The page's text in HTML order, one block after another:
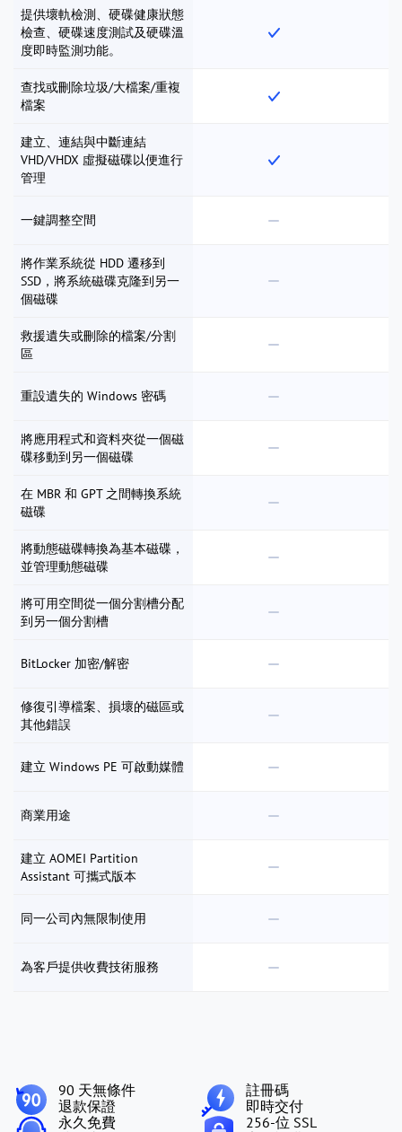
提供壞軌檢測、硬碟健康狀態
檢查、硬碟速度測試及硬碟溫
度即時監測功能。
查找或刪除垃圾/大檔案/重複
檔案
建立、連結與中斷連結
VHD/VHDX 虛擬磁碟以便進行
管理
一鍵調整空間
將作業系統從 HDD 遷移到
SSD，將系統磁碟克隆到另一
個磁碟
救援遺失或刪除的檔案/分割
區
重設遺失的 Windows 密碼
將應用程式和資料夾從一個磁
碟移動到另一個磁碟
在 MBR 和 GPT 之間轉換系統
磁碟
將動態磁碟轉換為基本磁碟，
並管理動態磁碟
將可用空間從一個分割槽分配
到另一個分割槽
BitLocker 加密/解密
修復引導檔案、損壞的磁區或
其他錯誤
建立 Windows PE 可啟動媒體
商業用途
建立 AOMEI Partition
Assistant 可攜式版本
同一公司內無限制使用
為客戶提供收費技術服務
90 天無條件
退款保證
註冊碼
即時交付
永久免費
256-位 SSL